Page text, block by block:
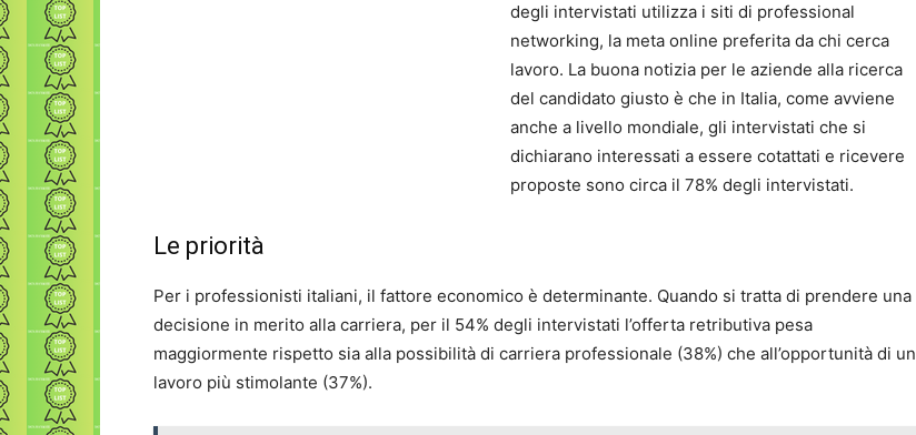
degli intervistati utilizza i siti di professional
networking, la meta online preferita da chi cerca
lavoro. La buona notizia per le aziende alla ricerca
del candidato giusto è che in Italia, come avviene
anche a livello mondiale, gli intervistati che si
dichiarano interessati a essere cotattati e ricevere
proposte sono circa il 78% degli intervistati.
Le priorità
Per i professionisti italiani, il fattore economico è determinante. Quando si tratta di prendere una
decisione in merito alla carriera, per il 54% degli intervistati l’offerta retributiva pesa
maggiormente rispetto sia alla possibilità di carriera professionale (38%) che all’opportunità di un
lavoro più stimolante (37%).